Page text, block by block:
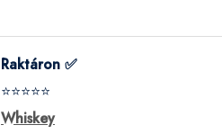
Raktáron ✅
⭐⭐⭐⭐⭐
Whiskey